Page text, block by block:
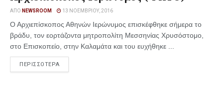
ΑΠΌ NEWSROOM 13 ΝΟΕΜΒΡΊΟΥ, 2016
Ο Αρχιεπίσκοπος Αθηνών Ιερώνυμος επισκέφθηκε σήμερα το
βράδυ, τον εορτάζοντα μητροπολίτη Μεσσηνίας Χρυσόστομο,
στο Επισκοπείο, στην Καλαμάτα και του ευχήθηκε ...
ΠΕΡΙΣΣΟΤΕΡΑ